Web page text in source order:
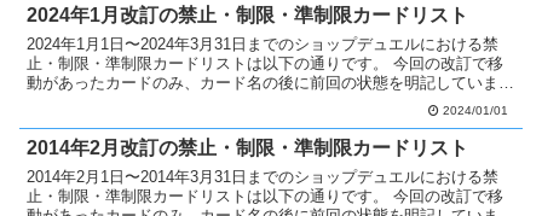
2024年1月改訂の禁止・制限・準制限カードリスト
2024年1月1日〜2024年3月31日までのショップデュエルにおける禁
止・制限・準制限カードリストは以下の通りです。 今回の改訂で移
動があったカードのみ、カード名の後に前回の状態を明記していま
2024/01/01
2014年2月改訂の禁止・制限・準制限カードリスト
2014年2月1日〜2014年3月31日までのショップデュエルにおける禁
止・制限・準制限カードリストは以下の通りです。 今回の改訂で移